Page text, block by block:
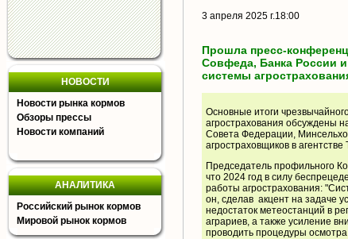
НОВОСТИ
Новости рынка кормов
Обзоры прессы
Новости компаний
АНАЛИТИКА
Российский рынок кормов
Мировой рынок кормов
3 апреля 2025 г.18:00
Прошла пресс-
Совфеда, Банка России
системы
Основные итоги
агрострахования обсуждены
Совета Федерации,
агростраховщиков в
Председатель профильного
что 2024 год в силу
работы агрострахования:
он, сделав акцент на задаче
недостаток метеостанций в
аграриев, а также усиление
проводить процедуры